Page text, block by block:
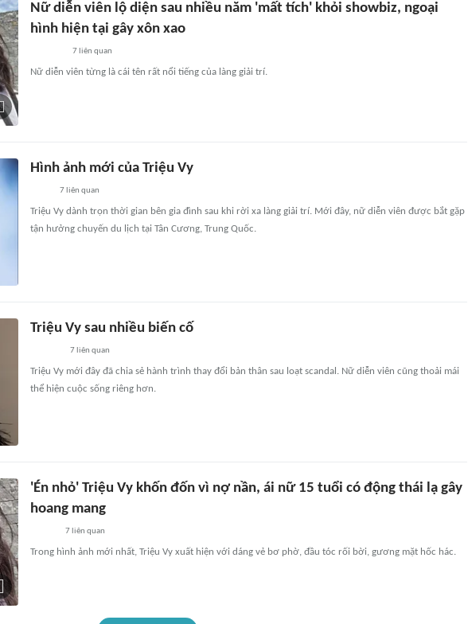
Nữ diễn viên lộ diện sau nhiều năm 'mất tích' khỏi showbiz, ngoại
hình hiện tại gây xôn xao
7liên quan
Nữ diễn viên từng là cái tên rất nổi tiếng của làng giải trí.
Hình ảnh mới của Triệu Vy
7liên quan
Triệu Vy dành trọn thời gian bên gia đình sau khi rời xa làng giải trí. Mới đây, nữ diễn viên được bắt gặp
tận hưởng chuyến du lịch tại Tân Cương, Trung Quốc.
Triệu Vy sau nhiều biến cố
7liên quan
Triệu Vy mới đây đã chia sẻ hành trình thay đổi bản thân sau loạt scandal. Nữ diễn viên cũng thoải mái
thể hiện cuộc sống riêng hơn.
'Én nhỏ' Triệu Vy khốn đốn vì nợ nần, ái nữ 15 tuổi có động thái lạ gây
hoang mang
7 liên quan
Trong hình ảnh mới nhất, Triệu Vy xuất hiện với dáng vẻ bơ phờ, đầu tóc rối bời, gương mặt hốc hác.